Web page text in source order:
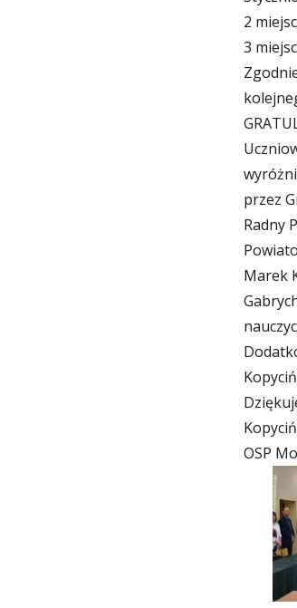
2
3
przez
Radny
Marek
OSP